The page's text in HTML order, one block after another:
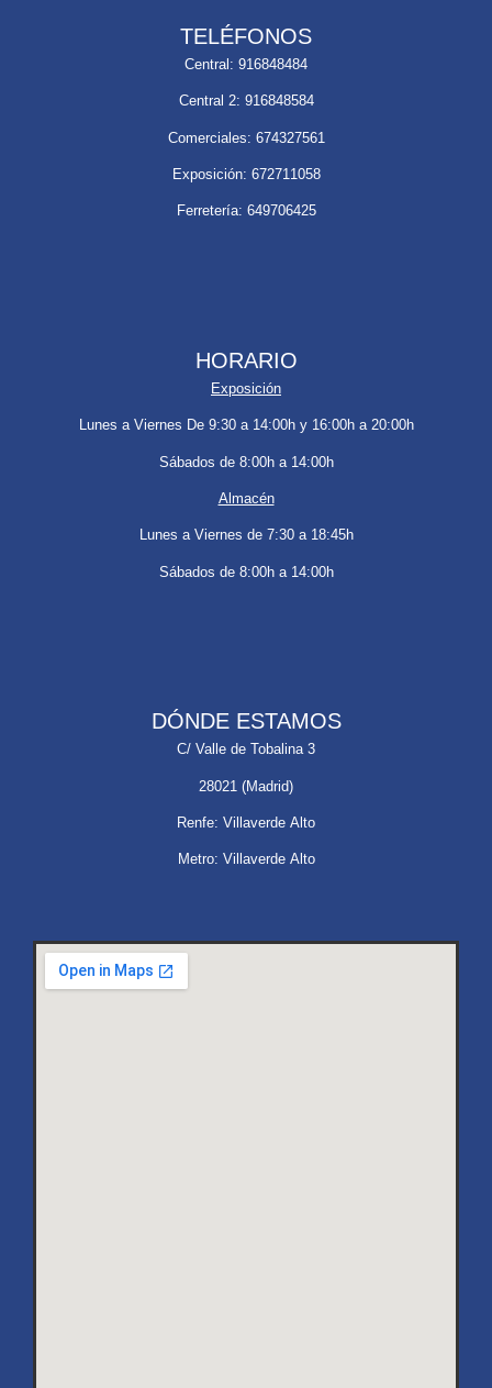
TELÉFONOS
Central: 916848484
Central 2: 916848584
Comerciales: 674327561
Exposición: 672711058
Ferretería: 649706425
HORARIO
Exposición
Lunes a Viernes De 9:30 a 14:00h y 16:00h a 20:00h
Sábados de 8:00h a 14:00h
Almacén
Lunes a Viernes de 7:30 a 18:45h
Sábados de 8:00h a 14:00h
DÓNDE ESTAMOS
C/ Valle de Tobalina 3
28021 (Madrid)
Renfe: Villaverde Alto
Metro: Villaverde Alto